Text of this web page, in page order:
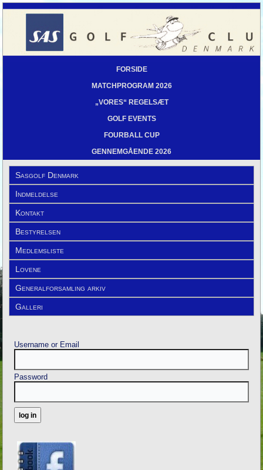
FORSIDE
MATCHPROGRAM 2026
„VORES“ REGELSÆT
GOLF EVENTS
FOURBALL CUP
GENNEMGÅENDE 2026
Sasgolf Denmark
Indmeldelse
Kontakt
Bestyrelsen
Medlemsliste
Lovene
Generalforsamling arkiv
Galleri
Username or Email
Password